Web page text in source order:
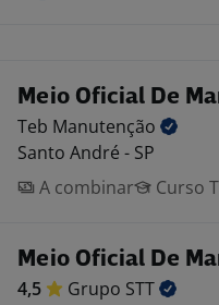
Meio Oficial De
Teb Manutenção
Santo André - SP
A combinar
Curso
Meio Oficial De
4,5 Grupo STT